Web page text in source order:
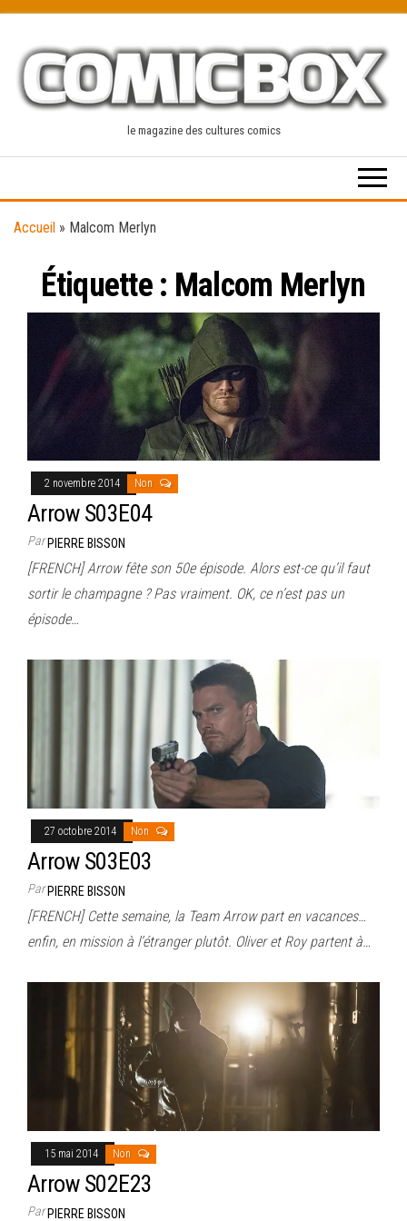
content
le magazine des cultures comics
Accueil » Malcom Merlyn
Étiquette : Malcom Merlyn
2 novembre 2014 Non
Arrow S03E04
ParPIERRE BISSON
[FRENCH] Arrow fête son 50e épisode. Alors est-ce qu’il faut
sortir le champagne ? Pas vraiment. OK, ce n’est pas un
épisode…
27 octobre 2014 Non
Arrow S03E03
ParPIERRE BISSON
[FRENCH] Cette semaine, la Team Arrow part en vacances…
enfin, en mission à l’étranger plutôt. Oliver et Roy partent à…
15 mai 2014 Non
Arrow S02E23
ParPIERRE BISSON